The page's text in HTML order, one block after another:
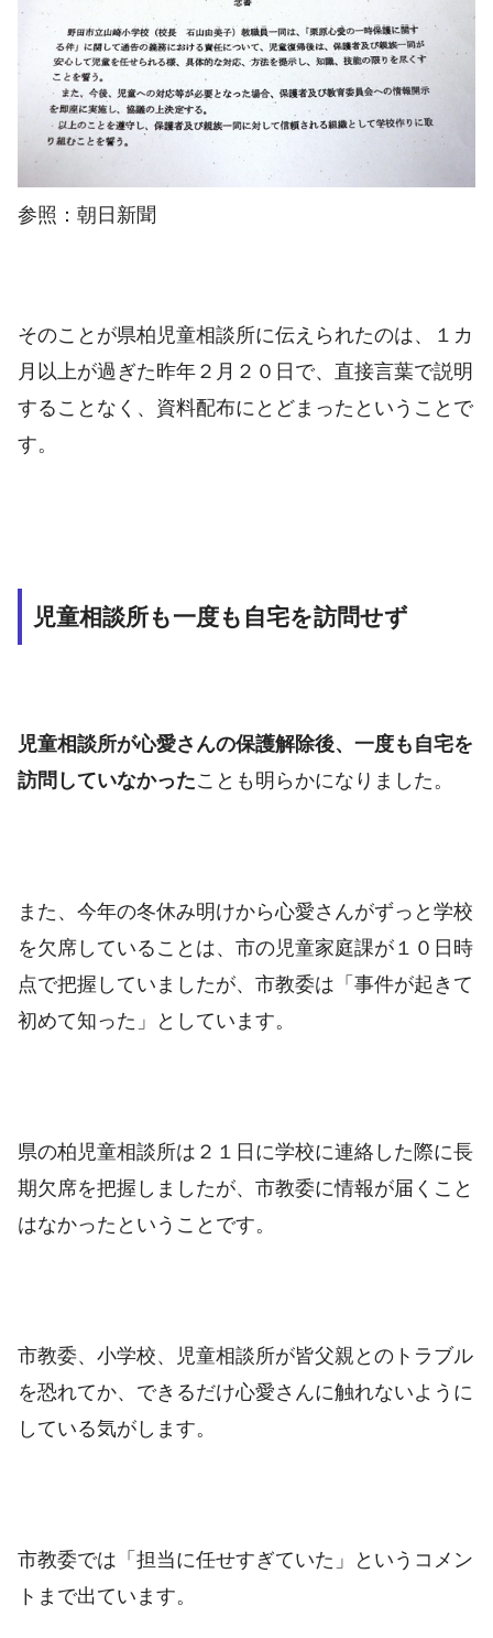
参照：朝日新聞
そのことが県柏児童相談所に伝えられたのは、１カ
月以上が過ぎた昨年２月２０日で、直接言葉で説明
することなく、資料配布にとどまったということで
す。
児童相談所も一度も自宅を訪問せず
児童相談所が心愛さんの保護解除後、一度も自宅を
訪問していなかったことも明らかになりました。
また、今年の冬休み明けから心愛さんがずっと学校
を欠席していることは、市の児童家庭課が１０日時
点で把握していましたが、市教委は「事件が起きて
初めて知った」としています。
県の柏児童相談所は２１日に学校に連絡した際に長
期欠席を把握しましたが、市教委に情報が届くこと
はなかったということです。
市教委、小学校、児童相談所が皆父親とのトラブル
を恐れてか、できるだけ心愛さんに触れないように
している気がします。
市教委では「担当に任せすぎていた」というコメン
トまで出ています。